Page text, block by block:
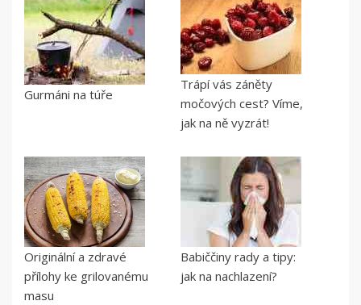
Gurmáni na túře
Trápí vás záněty
močových cest? Víme,
jak na ně vyzrát!
Originální a zdravé
přílohy ke grilovanému
masu
Babiččiny rady a tipy:
jak na nachlazení?